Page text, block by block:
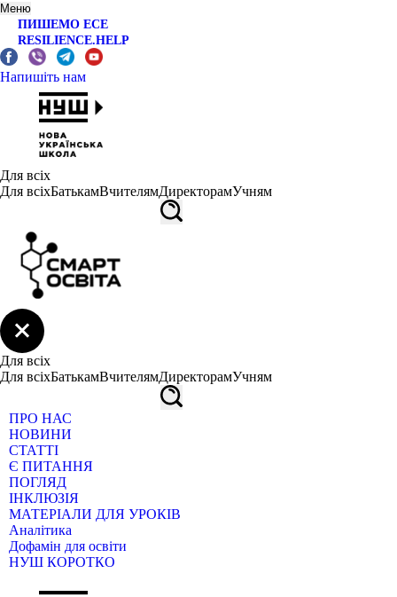
Меню
ПИШЕМО ЕСЕ
RESILIENCE.HELP
Напишіть нам
Для всіх
Для всіхБатькамВчителямДиректорамУчням
Для всіх
Для всіхБатькамВчителямДиректорамУчням
ПРО НАС
НОВИНИ
СТАТТІ
Є ПИТАННЯ
ПОГЛЯД
ІНКЛЮЗІЯ
МАТЕРІАЛИ ДЛЯ УРОКІВ
Аналітика
Дофамін для освіти
НУШ КОРОТКО